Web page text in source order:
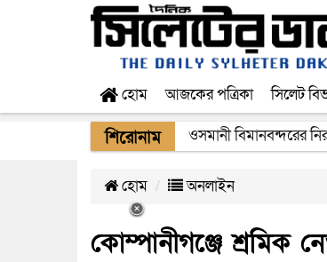
হোম আজকের পত্রিকা সিলেট
শিরোনাম ওসমানী বিমানবন্দরের
হোম অনলাইন
কোম্পানীগঞ্জে শ্রমিক